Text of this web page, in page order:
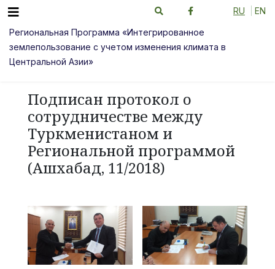
RU EN
Региональная Программа «Интегрированное
землепользование с учетом изменения климата в
Центральной Азии»
Подписан протокол о
сотрудничестве между
Туркменистаном и
Региональной программой
(Ашхабад, 11/2018)